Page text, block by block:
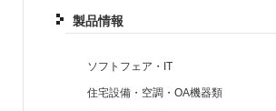
製品情報
ソフトフェア・IT
住宅設備・空調・OA機器類